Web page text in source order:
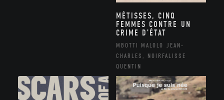
MÉTISSES, CINQ
FEMMES CONTRE UN
CRIME D’ÉTAT
MBOTTI MALOLO JEAN-
CHARLES, NOIRFALISSE
QUENTIN